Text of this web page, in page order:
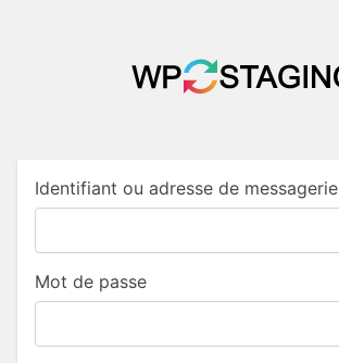
Identifiant ou adresse de messagerie
Mot de passe